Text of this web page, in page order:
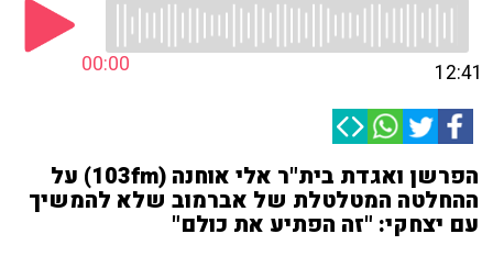
00:00 12:41
הפרשן ואגדת בית"ר אלי אוחנה (103fm) על
ההחלטה המטלטלת של אברמוב שלא להמשיך
עם יצחקי: "זה הפתיע את כולם"